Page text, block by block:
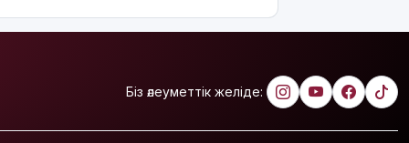
марапатталды
Біз әлеуметтік желіде: